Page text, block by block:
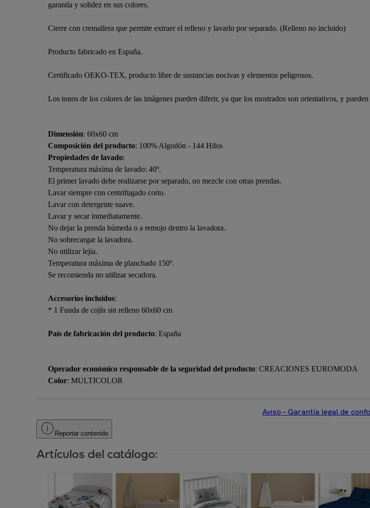
garantía y solidez en sus colores.
Cierre con cremallera que permite extraer el relleno y lavarlo por separado. (Relleno no incluido)
Producto fabricado en España.
Certificado OEKO-TEX, producto libre de sustancias nocivas y elementos peligrosos.
Los tonos de los colores de las imágenes pueden diferir, ya que los mostrados son orientativos, y
Dimensión: 60x60 cm
Composición del producto: 100% Algodón - 144 Hilos
Propiedades de lavado:
Temperatura máxima de lavado: 40º.
El primer lavado debe realizarse por separado, no mezcle con otras prendas.
Lavar siempre con centrifugado corto.
Lavar con detergente suave.
Lavar y secar inmediatamente.
No dejar la prenda húmeda o a remojo dentro la lavadora.
No sobrecargar la lavadora.
No utilizar lejia.
Temperatura máxima de planchado 150º.
Se recomienda no utilizar secadora.
Accesorios incluidos:
* 1 Funda de cojín sin relleno 60x60 cm
País de fabricación del producto: España
Operador económico responsable de la seguridad del producto: CREACIONES EUROMODA
Color: MULTICOLOR
Aviso – Garantía legal de
Reportar contenido
Artículos del catálogo: